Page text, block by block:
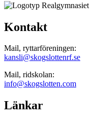
Kontakt
Mail, ryttarföreningen:
kansli@skogslottenrf.se
Mail, ridskolan:
info@skogslotten.com
Länkar